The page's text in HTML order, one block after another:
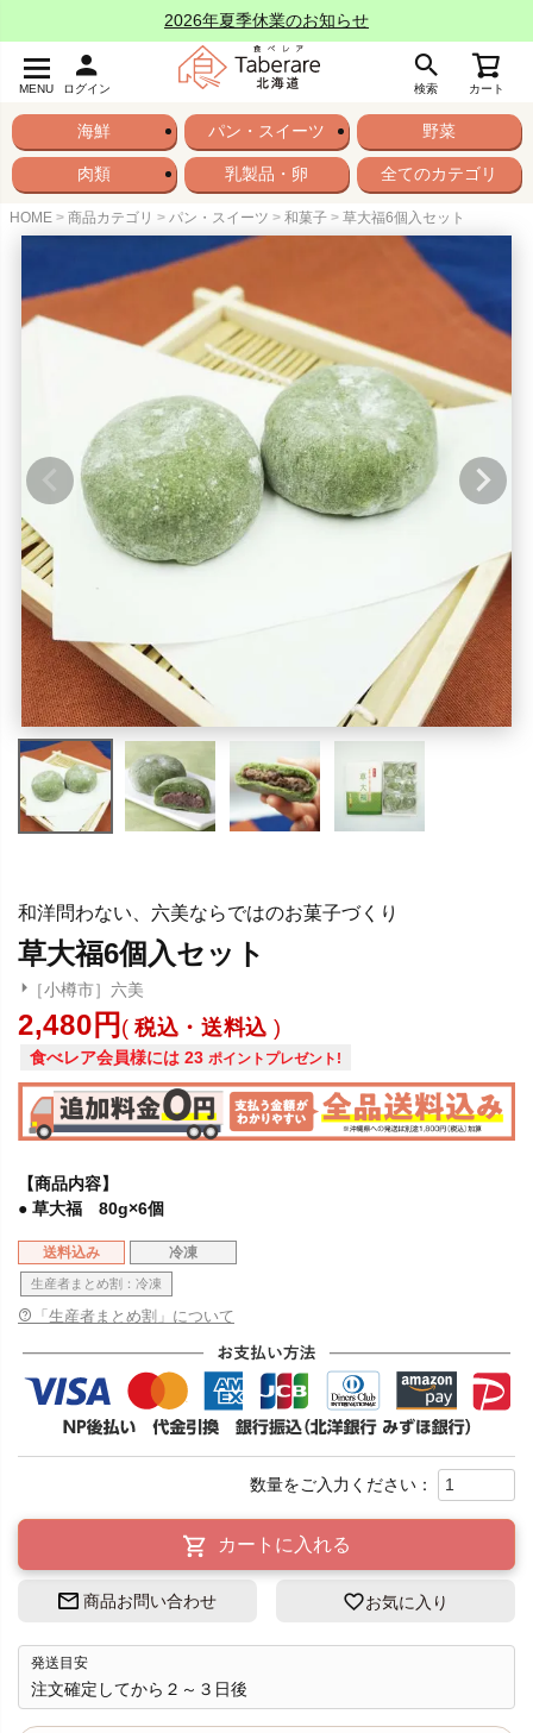
2026年夏季休業のお知らせ
MENU ログイン 検索 カート
海鮮 パン・スイーツ 野菜
肉類 乳製品・卵 全てのカテゴリ
HOME 商品カテゴリ パン・スイーツ 和菓子 草大福6個入セット
和洋問わない、六美ならではのお菓子づくり
草大福6個入セット
［小樽市］六美
2,480 税込・送料込
食べレア会員様には 23 ポイントプレゼント!
【商品内容】
● 草大福 80g×6個
送料込み 冷凍
生産者まとめ割：冷凍
「生産者まとめ割」について
カートに入れる
商品お問い合わせ お気に入り
発送目安
注文確定してから２～３日後